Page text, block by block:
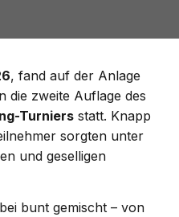
, fand auf der Anlage
die zweite Auflage des
Turniers statt. Knapp
sorgten unter
und geselligen
bunt gemischt – von